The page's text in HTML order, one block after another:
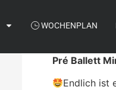
WOCHENPLAN
Pré Ballett
Endlich ist